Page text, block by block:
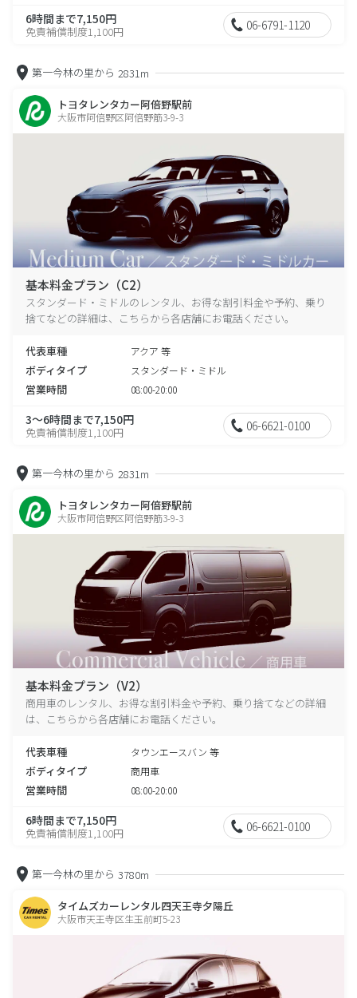
6時間まで7,150円
免責補償制度1,100円 06-6791-1120
第一今林の里から 2831m
トヨタレンタカー阿倍野駅前
大阪市阿倍野区阿倍野筋3-9-3
基本料金プラン（C2）
スタンダード・ミドルのレンタル、お得な割引料金や予約、乗り
捨てなどの詳細は、こちらから各店舗にお電話ください。
代表車種 アクア 等
ボディタイプ スタンダード・ミドル
営業時間 08:00-20:00
3～6時間まで7,150円
免責補償制度1,100円 06-6621-0100
第一今林の里から 2831m
トヨタレンタカー阿倍野駅前
大阪市阿倍野区阿倍野筋3-9-3
基本料金プラン（V2）
商用車のレンタル、お得な割引料金や予約、乗り捨てなどの詳細
は、こちらから各店舗にお電話ください。
代表車種 タウンエースバン 等
ボディタイプ 商用車
営業時間 08:00-20:00
6時間まで7,150円
免責補償制度1,100円 06-6621-0100
第一今林の里から 3780m
タイムズカーレンタル四天王寺夕陽丘
大阪市天王寺区生玉前町5-23